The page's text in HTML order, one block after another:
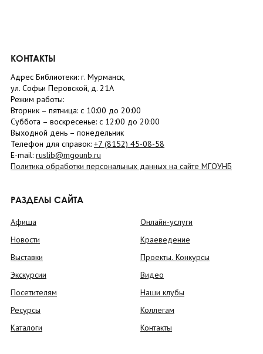
КОНТАКТЫ
Адрес Библиотеки: г. Мурманск,
ул. Софьи Перовской, д. 21А
Режим работы:
Вторник – пятница: с 10:00 до 20:00
Суббота – воскресенье: c 12:00 до 20:00
Выходной день – понедельник
Телефон для справок: +7 (8152) 45-08-58
E-mail: ruslib@mgounb.ru
Политика обработки персональных данных на сайте МГОУНБ
РАЗДЕЛЫ САЙТА
Афиша
Новости
Выставки
Экскурсии
Посетителям
Ресурсы
Каталоги
Онлайн-услуги
Краеведение
Проекты. Конкурсы
Видео
Наши клубы
Коллегам
Контакты